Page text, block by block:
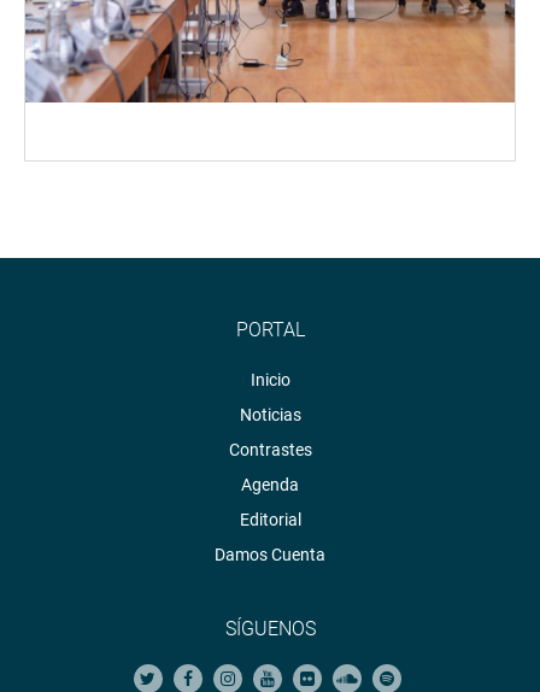
PORTAL
Inicio
Noticias
Contrastes
Agenda
Editorial
Damos Cuenta
SÍGUENOS